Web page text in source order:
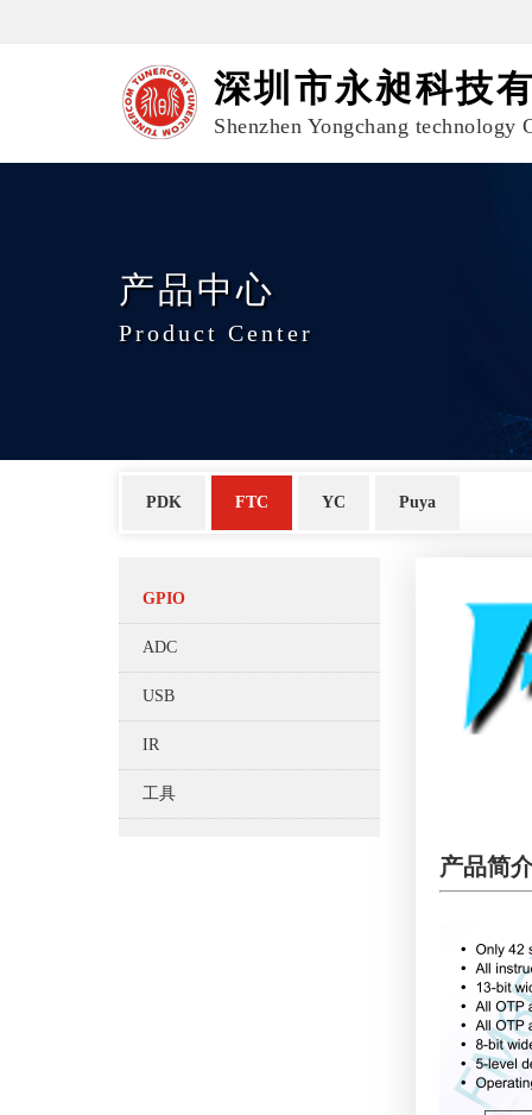
深圳市永昶科技
Shenzhen Yongchang technology
产品中心
Product Center
PDK FTC YC Puya
产品简
GPIO
ADC
USB
IR
工具